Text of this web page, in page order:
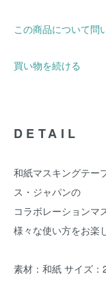
この商品について問
買い物を続ける
DETAIL
和紙マスキングテー
ス・ジャパンの
コラボレーションマ
様々な使い方をお楽
素材：和紙 サイズ